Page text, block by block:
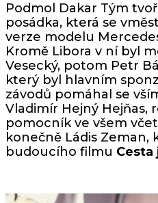
Podmol Dakar Tým
posádka, která se
verze modelu
Kromě Libora v ní byl
Vesecký, potom Petr
který byl hlavním
závodů pomáhal se
Vladimír Hejný Hejňas,
pomocník ve všem
konečně Ládis Zeman,
budoucího filmu Cesta